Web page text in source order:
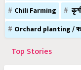
Chili Farming
Orchard planting /
Top Stories